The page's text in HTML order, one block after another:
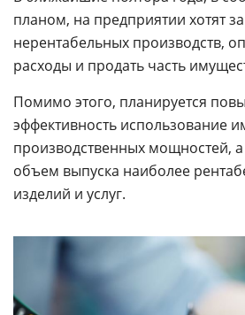
планом, на предприятии хотят
нерентабельных производств,
расходы и продать часть
Помимо этого, планируется
эффективность использование
производственных мощностей,
объем выпуска наиболее
изделий и услуг.